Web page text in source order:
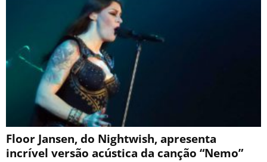
Floor Jansen, do Nightwish, apresenta
incrível versão acústica da canção “Nemo”